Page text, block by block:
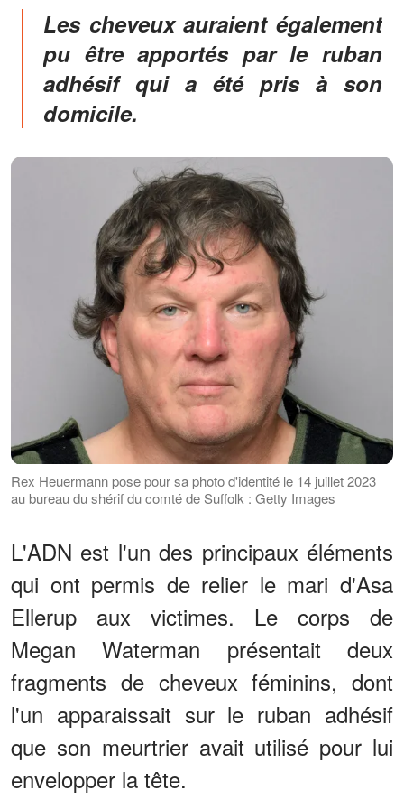
Les cheveux auraient également
pu être apportés par le ruban
adhésif qui a été pris à son
domicile.
Rex Heuermann pose pour sa photo d'identité le 14 juillet 2023
au bureau du shérif du comté de Suffolk : Getty Images
L'ADN est l'un des principaux éléments
qui ont permis de relier le mari d'Asa
Ellerup aux victimes. Le corps de
Megan Waterman présentait deux
fragments de cheveux féminins, dont
l'un apparaissait sur le ruban adhésif
que son meurtrier avait utilisé pour lui
envelopper la tête.